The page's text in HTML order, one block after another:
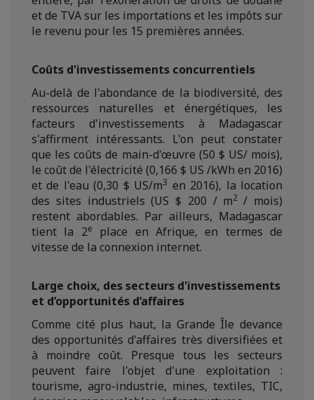
et de TVA sur les importations et les impôts sur
le revenu pour les 15 premières années.
Coûts d'investissements concurrentiels
Au-delà de l'abondance de la biodiversité, des
ressources naturelles et énergétiques, les
facteurs d'investissements à Madagascar
s'affirment intéressants. L'on peut constater
que les coûts de main-d'œuvre (50 $ US/ mois),
le coût de l'électricité (0,166 $ US /kWh en 2016)
et de l'eau (0,30 $ US/m3 en 2016), la location
des sites industriels (US $ 200 / m2 / mois)
restent abordables. Par ailleurs, Madagascar
tient la 2e
place en Afrique, en termes de
vitesse de la connexion internet.
Large choix, des secteurs d'investissements
et d’opportunités d’affaires
Comme cité plus haut, la Grande Île devance
des opportunités d'affaires très diversifiées et
à moindre coût. Presque tous les secteurs
peuvent faire l'objet d'une exploitation :
tourisme, agro-industrie, mines, textiles, TIC,